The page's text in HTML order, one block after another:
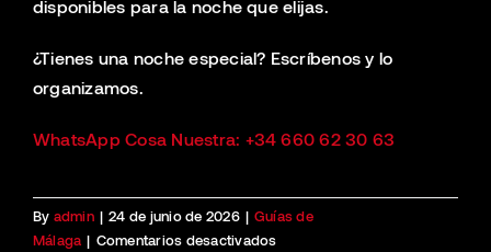
disponibles para la noche que elijas.
¿Tienes una noche especial? Escríbenos y lo
organizamos.
WhatsApp Cosa Nuestra: +34 660 62 30 63
By admin | 24 de junio de 2026 | Guías de
Málaga | Comentarios desactivadosen